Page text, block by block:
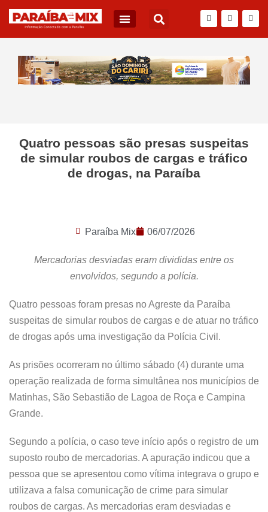
Quatro pessoas são presas suspeitas
de simular roubos de cargas e tráfico
de drogas, na Paraíba
Paraíba Mix 06/07/2026
Mercadorias desviadas eram divididas entre os
envolvidos, segundo a polícia.
Quatro pessoas foram presas no Agreste da Paraíba
suspeitas de simular roubos de cargas e de atuar no tráfico
de drogas após uma investigação da Polícia Civil.
As prisões ocorreram no último sábado (4) durante uma
operação realizada de forma simultânea nos municípios de
Matinhas, São Sebastião de Lagoa de Roça e Campina
Grande.
Segundo a polícia, o caso teve início após o registro de um
suposto roubo de mercadorias. A apuração indicou que a
pessoa que se apresentou como vítima integrava o grupo e
utilizava a falsa comunicação de crime para simular
roubos de cargas. As mercadorias eram desviadas e